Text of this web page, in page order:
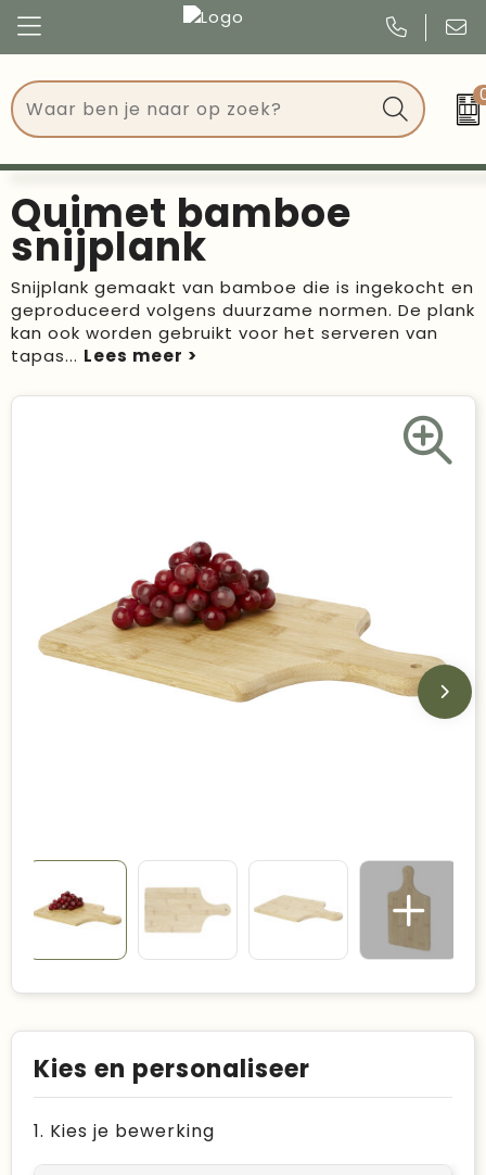
Tassen
Drinkwaren
Events
Give Aways
Made in Europe
Recycled
Bestsellers
Congres
Events
Kerst
Verjaardagen
Voetbal, EK en WK
Quimet bamboe
snijplank
Snijplank gemaakt van bamboe die is ingekocht en
geproduceerd volgens duurzame normen. De plank
kan ook worden gebruikt voor het serveren van
tapas...
Kies en personaliseer
1. Kies je bewerking